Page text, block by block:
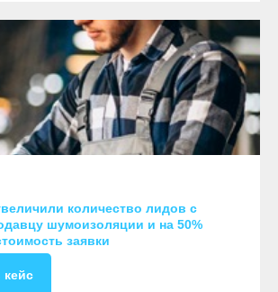
количество лидов с
шумоизоляции и на 50%
заявки
кейс